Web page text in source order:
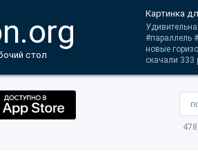
стол
Картинка
#параллель
новые
скачали 333